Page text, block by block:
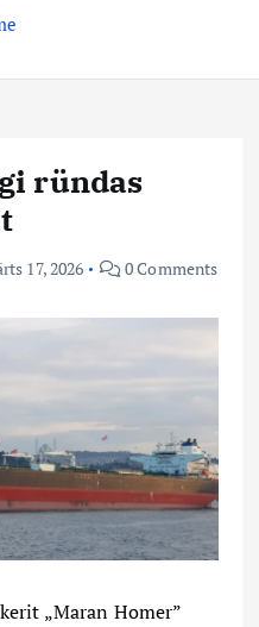
ründas
17, 2026 0 Comments
„Maran Homer”